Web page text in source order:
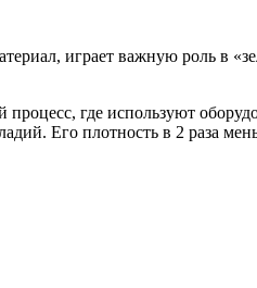
играет важную роль в
где используют
Его плотность в 2 раза